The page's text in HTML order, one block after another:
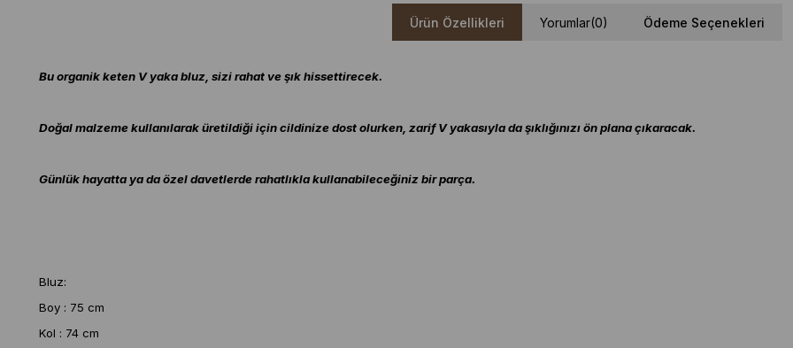
Ürün Özellikleri Yorumlar(0) Ödeme Seçenekleri
Bu organik keten V yaka bluz, sizi rahat ve şık hissettirecek.
Doğal malzeme kullanılarak üretildiği için cildinize dost olurken, zarif V yakasıyla da şıklığınızı ön plana çıkaracak.
Günlük hayatta ya da özel davetlerde rahatlıkla kullanabileceğiniz bir parça.
Bluz:
Boy : 75 cm
Kol : 74 cm